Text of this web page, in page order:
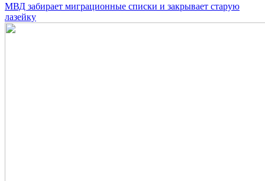
МВД забирает миграционные списки и закрывает старую
лазейку